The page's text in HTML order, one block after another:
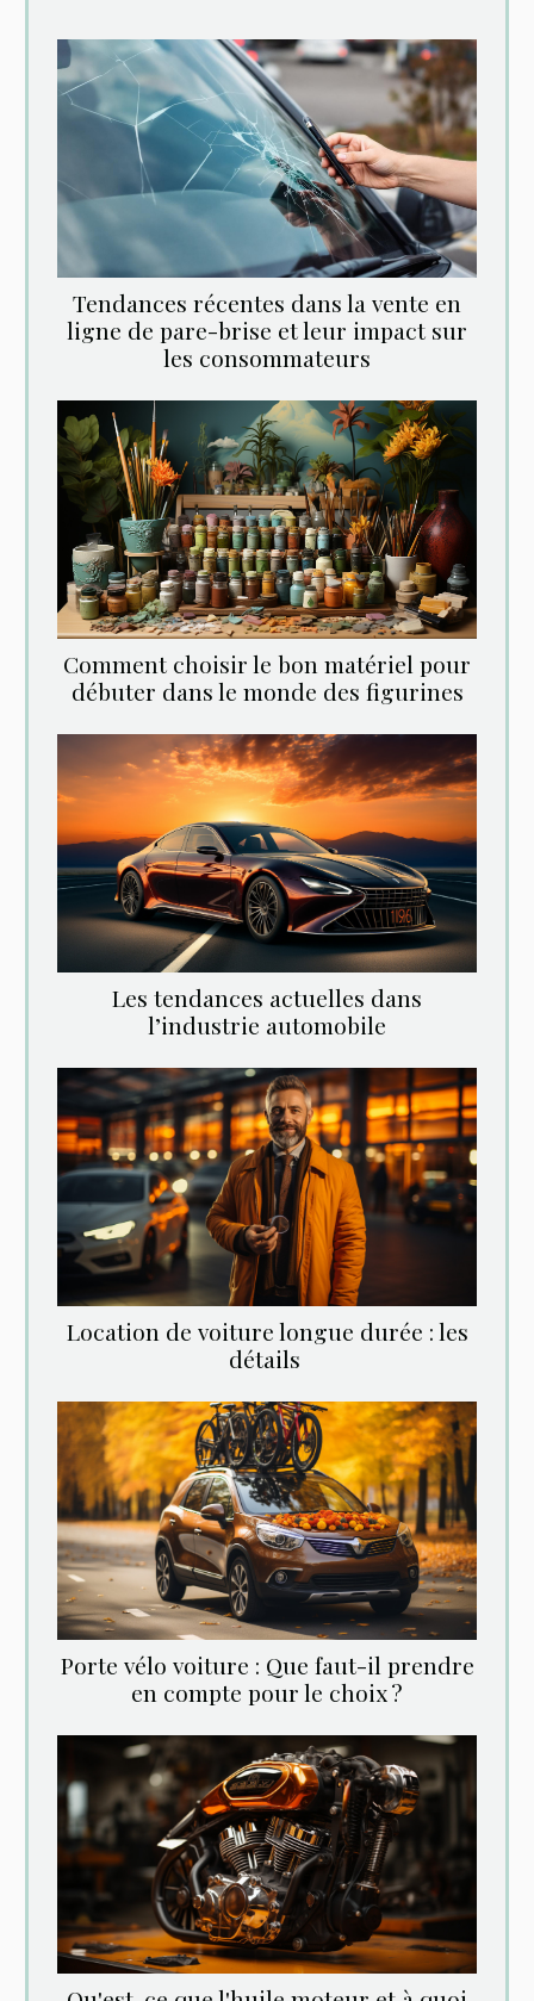
Tendances récentes dans la vente en
ligne de pare-brise et leur impact sur
les consommateurs
Comment choisir le bon matériel pour
débuter dans le monde des figurines
Les tendances actuelles dans
l’industrie automobile
Location‌ ‌de‌ ‌voiture‌ ‌longue‌ ‌durée‌ ‌:‌ ‌les‌
‌détails‌ ‌
Porte vélo voiture : Que faut-il prendre
en compte pour le choix ?